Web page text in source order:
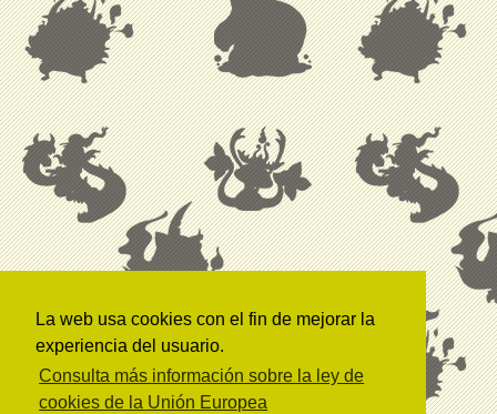
La web usa cookies con el fin de mejorar la
experiencia del usuario.
Consulta más información sobre la ley de
cookies de la Unión Europea